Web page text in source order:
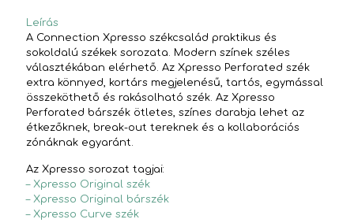
Leírás
A Connection Xpresso székcsalád praktikus és
sokoldalú székek sorozata. Modern színek széles
választékában elérhető. Az Xpresso Perforated szék
extra könnyed, kortárs megjelenésű, tartós, egymással
összeköthető és rakásolható szék. Az Xpresso
Perforated bárszék ötletes, színes darabja lehet az
étkezőknek, break-out tereknek és a kollaborációs
zónáknak egyaránt.
Az Xpresso sorozat tagjai:
– Xpresso Original szék
– Xpresso Original bárszék
– Xpresso Curve szék